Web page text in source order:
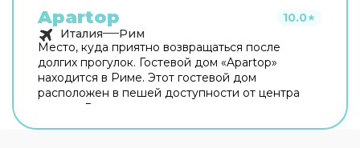
Apartop 10.0★
Италия
Рим
Место, куда приятно возвращаться после
долгих прогулок. Гостевой дом «Apartop»
находится в Риме. Этот гостевой дом
расположен в пешей доступности от центра
города. Рядом с гостевым домом можно